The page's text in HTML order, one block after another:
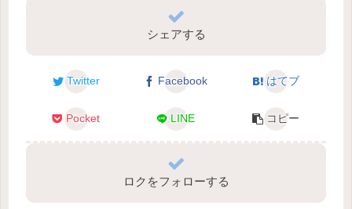
シェアする
Twitter Facebook はてブ
Pocket LINE コピー
ロクをフォローする